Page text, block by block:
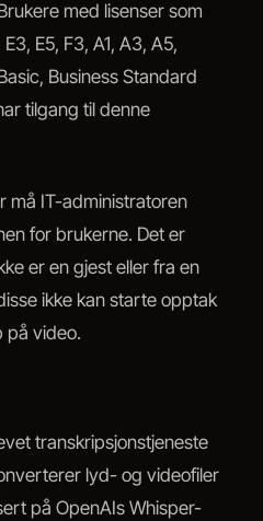
med lisenser som
E5, F3, A1, A3, A5,
Business Standard
tilgang til denne
må IT-administratoren
for brukerne. Det er
er en gjest eller fra en
ikke kan starte opptak
på video.
transkripsjonstjeneste
lyd- og videofiler
på OpenAIs Whisper-